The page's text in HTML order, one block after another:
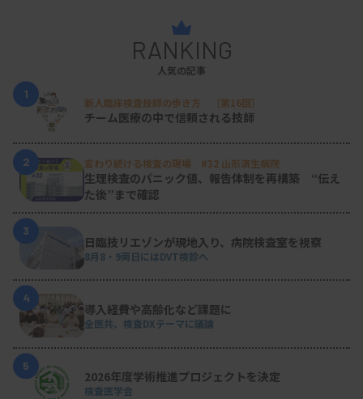
RANKING
人気の記事
1
新人臨床検査技師の歩き方 ［第16回］
チーム医療の中で信頼される技師
2 変わり続ける検査の現場 #32 山形済生病院
生理検査のパニック値、報告体制を再構築 “伝え
た後”まで確認
3
日臨技リエゾンが現地入り、病院検査室を視察
8月8・9両日にはDVT検診へ
4
導入経費や高齢化など課題に
全医共、検査DXテーマに議論
5
2026年度学術推進プロジェクトを決定
検査医学会